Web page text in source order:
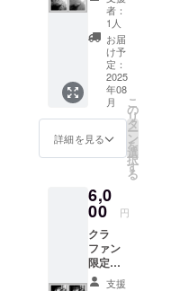
沢の写
真用紙
・送料
込み
（メー
ル便 ）
・3枚
セット
のう
ち、1枚
てお届
けしま
品のサ
イン入
りポス
トカー
ド（出
展作品
と作品
の元に
なった
動物写
真の2枚
ザラ
シ）2枚
・10 ×
14.8 cm
・半光
沢の写
真用紙
者：
1人
お届
け予
定：
2025
年08
月
詳細を見る
こ
の
リ
タ
ー
ン
を
選
択
す
る
6,0
00 円
クラ
ファン
限定・
出展作
支援